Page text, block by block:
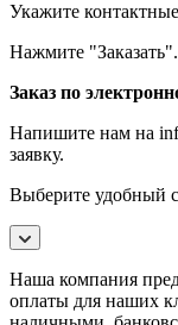
Укажите
Нажмите "Заказать".
Заказ по
Напишите нам на
заявку.
Выберите удобный
Наша компания
оплаты для наших